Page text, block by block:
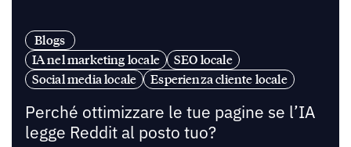
Blogs
IA nel marketing locale
SEO locale
Social media locale
Esperienza cliente locale
Perché ottimizzare le tue pagine se l’IA
legge Reddit al posto tuo?